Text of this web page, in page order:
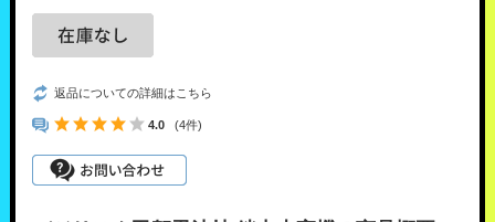
返品についての詳細はこちら
4.0 (4件)